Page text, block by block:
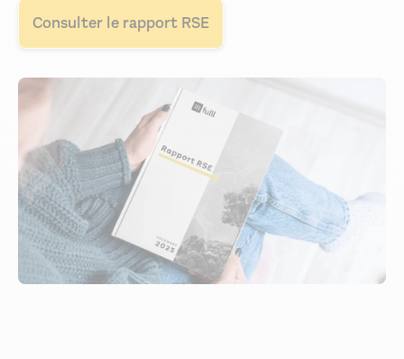
Consulter le rapport RSE